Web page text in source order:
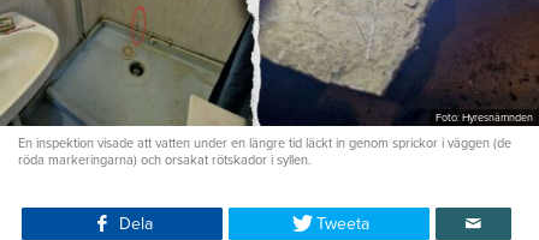
Foto: Hyresnämnden
En inspektion visade att vatten under en längre tid läckt in genom sprickor i väggen (de
röda markeringarna) och orsakat rötskador i syllen.
Dela Tweeta